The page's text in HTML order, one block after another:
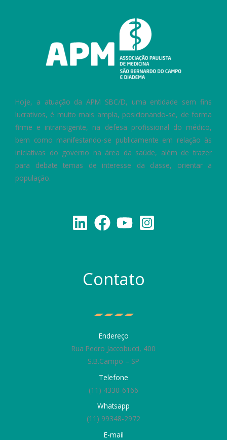
Hoje, a atuação da APM SBC/D, uma entidade sem fins
lucrativos, é muito mais ampla, posicionando-se, de forma
firme e intransigente, na defesa profissional do médico,
bem como manifestando-se publicamente em relação às
iniciativas do governo na área da saúde, além de trazer
para debate temas de interesse da classe, orientar a
população.
Contato
Endereço
Rua Pedro Jaccobucci, 400
S.B.Campo – SP
Telefone
(11) 4330-6166
Whatsapp
(11) 99348-2972
E-mail